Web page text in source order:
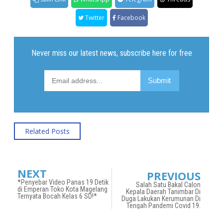
Twitter Facebook
Related Posts
NEXT
*Penyebar Video Panas 19 Detik
di Emperan Toko Kota Magelang
Ternyata Bocah Kelas 6 SD!*
PREVIOUS
Salah Satu Bakal Calon
Kepala Daerah Tanimbar Di
Duga Lakukan Kerumunan Di
Tengah Pandemi Covid 19.